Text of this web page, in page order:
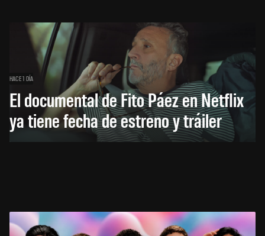
HACE 1 DÍA
El documental de Fito Páez en Netflix
ya tiene fecha de estreno y tráiler